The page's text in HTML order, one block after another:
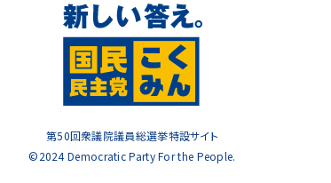
第50回衆議院議員総選挙特設サイト
©2024 Democratic Party For the People.